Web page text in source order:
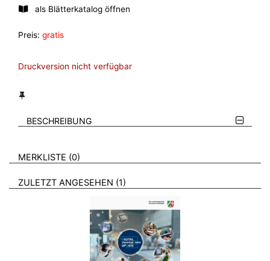
als Blätterkatalog öffnen
Preis: gratis
Druckversion nicht verfügbar
BESCHREIBUNG
VERWEISE AUF VERMERKTE- ODER ZULETZT ANGESEHENE
MERKLISTE 0 BROSCHÜREN
ZULETZT ANGESEHEN 1 BROSCHÜREN